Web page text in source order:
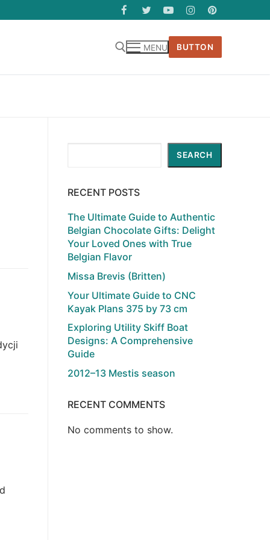
MENU BUTTON
SEARCH
RECENT POSTS
The Ultimate Guide to Authentic
Belgian Chocolate Gifts: Delight
Your Loved Ones with True
Belgian Flavor
Missa Brevis (Britten)
Your Ultimate Guide to CNC
Kayak Plans 375 by 73 cm
Exploring Utility Skiff Boat
Designs: A Comprehensive
Guide
2012–13 Mestis season
RECENT COMMENTS
No comments to show.